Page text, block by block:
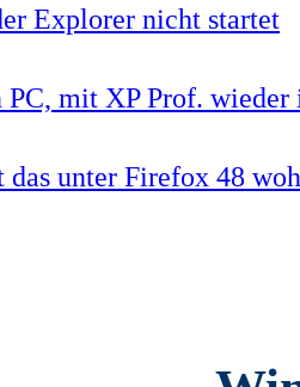
Explorer nicht startet
PC, mit XP Prof. wieder
unter Firefox 48